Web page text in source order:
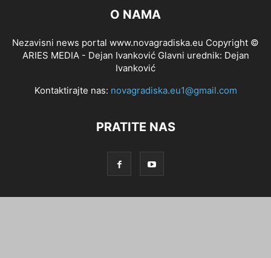
O NAMA
Nezavisni news portal www.novagradiska.eu Copyright ©
ARIES MEDIA - Dejan Ivanković Glavni urednik: Dejan
Ivanković
Kontaktirajte nas: novagradiska.eu1@gmail.com
PRATITE NAS